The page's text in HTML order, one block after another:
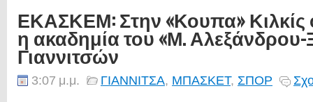
ΕΚΑΣΚΕΜ: Στην «Κουπα» Κιλκίς
η ακαδημία του «Μ.
Γιαννιτσών
3:07 μ.μ. ΓΙΑΝΝΙΤΣΑ, ΜΠΑΣΚΕΤ, ΣΠΟΡ